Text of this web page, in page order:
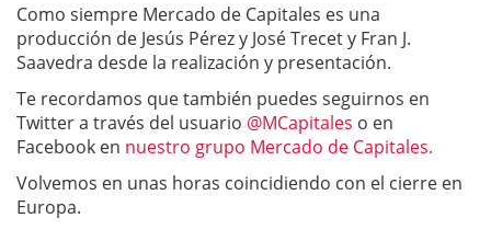
Como siempre Mercado de Capitales es una
producción de Jesús Pérez y José Trecet y Fran J.
Saavedra desde la realización y presentación.
Te recordamos que también puedes seguirnos en
Twitter a través del usuario @MCapitales o en
Facebook en nuestro grupo Mercado de Capitales.
Volvemos en unas horas coincidiendo con el cierre en
Europa.